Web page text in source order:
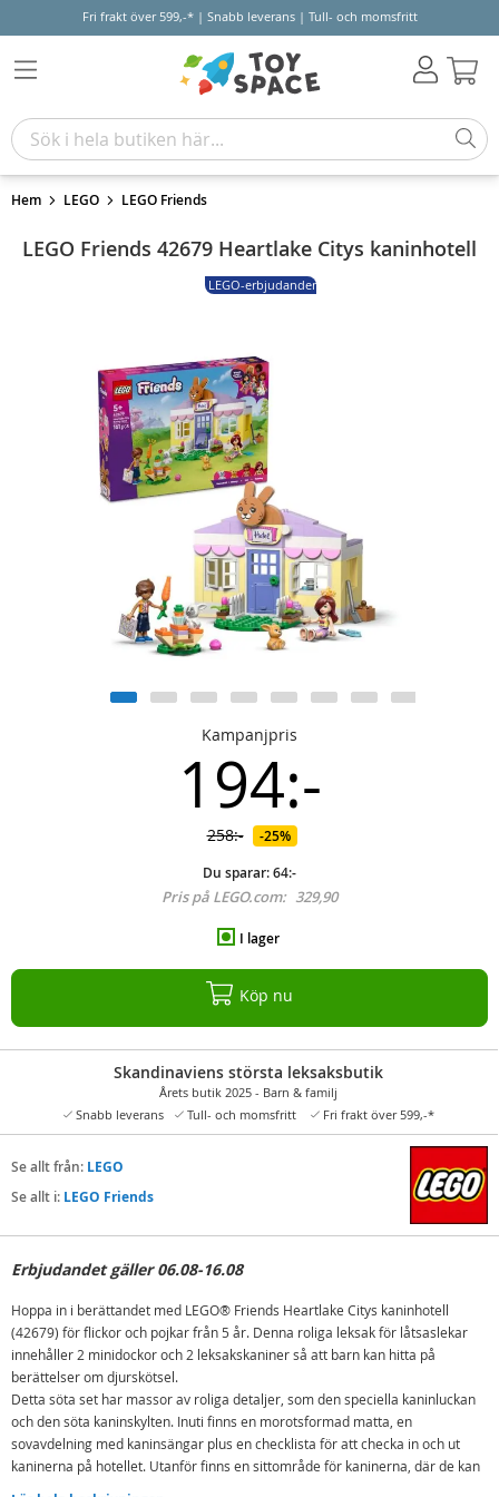
Fri frakt över 599,-* | Snabb leverans | Tull- och momsfritt
Hem LEGO LEGO Friends
LEGO Friends 42679 Heartlake Citys kaninhotell
LEGO-erbjudanden
Kampanjpris
194:-
258:-
25%
Du sparar:64:-
Pris på LEGO.com: 329,90
I lager
Köp nu
Skandinaviens största leksaksbutik
Årets butik 2025 - Barn & familj
Snabb leverans
Tull- och momsfritt Fri frakt över 599,-*
Se allt från: LEGO
Se allt i: LEGO Friends
Erbjudandet gäller 06.08-16.08
Hoppa in i berättandet med LEGO® Friends Heartlake Citys kaninhotell
(42679) för flickor och pojkar från 5 år. Denna roliga leksak för låtsaslekar
innehåller 2 minidockor och 2 leksakskaniner så att barn kan hitta på
berättelser om djurskötsel.
Detta söta set har massor av roliga detaljer, som den speciella kaninluckan
och den söta kaninskylten. Inuti finns en morotsformad matta, en
sovavdelning med kaninsängar plus en checklista för att checka in och ut
kaninerna på hotellet. Utanför finns en sittområde för kaninerna, där de kan